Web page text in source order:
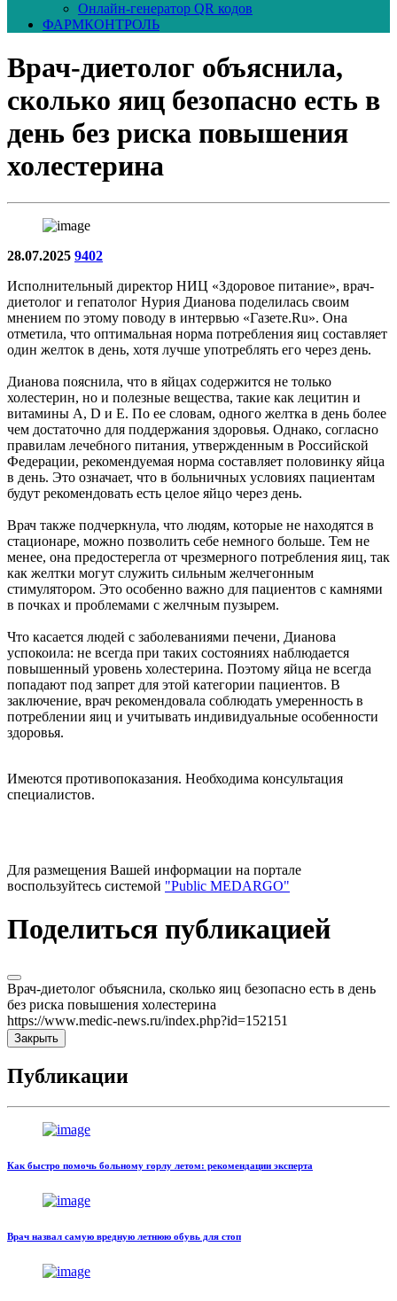
Онлайн-генератор QR кодов
ФАРМКОНТРОЛЬ
Врач-диетолог объяснила,
сколько яиц безопасно есть в
день без риска повышения
холестерина
28.07.2025 9402
Исполнительный директор НИЦ «Здоровое питание», врач-
диетолог и гепатолог Нурия Дианова поделилась своим
мнением по этому поводу в интервью «Газете.Ru». Она
отметила, что оптимальная норма потребления яиц составляет
один желток в день, хотя лучше употреблять его через день.
Дианова пояснила, что в яйцах содержится не только
холестерин, но и полезные вещества, такие как лецитин и
витамины А, D и Е. По ее словам, одного желтка в день более
чем достаточно для поддержания здоровья. Однако, согласно
правилам лечебного питания, утвержденным в Российской
Федерации, рекомендуемая норма составляет половинку яйца
в день. Это означает, что в больничных условиях пациентам
будут рекомендовать есть целое яйцо через день.
Врач также подчеркнула, что людям, которые не находятся в
стационаре, можно позволить себе немного больше. Тем не
менее, она предостерегла от чрезмерного потребления яиц, так
как желтки могут служить сильным желчегонным
стимулятором. Это особенно важно для пациентов с камнями
в почках и проблемами с желчным пузырем.
Что касается людей с заболеваниями печени, Дианова
успокоила: не всегда при таких состояниях наблюдается
повышенный уровень холестерина. Поэтому яйца не всегда
попадают под запрет для этой категории пациентов. В
заключение, врач рекомендовала соблюдать умеренность в
потреблении яиц и учитывать индивидуальные особенности
здоровья.
Имеются противопоказания. Необходима консультация
специалистов.
Для размещения Вашей информации на портале
воспользуйтесь системой "Public MEDARGO"
Поделиться публикацией
Врач-диетолог объяснила, сколько яиц безопасно есть в день
без риска повышения холестерина
https://www.medic-news.ru/index.php?id=152151
Закрыть
Публикации
Как быстро помочь больному горлу летом: рекомендации эксперта
Врач назвал самую вредную летнюю обувь для стоп